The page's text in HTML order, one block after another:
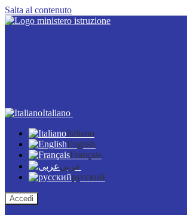
Salta al contenuto
Italiano
Italiano
English
Français
عربى
русский
Accedi